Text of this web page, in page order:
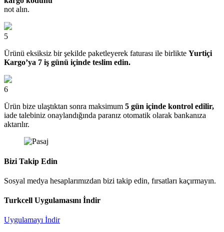
not alın.
5
Ürünü eksiksiz bir şekilde paketleyerek faturası ile birlikte Yurtiçi
Kargo’ya 7 iş günü içinde teslim edin.
6
Ürün bize ulaştıktan sonra maksimum 5 gün içinde kontrol edilir,
iade talebiniz onaylandığında paranız otomatik olarak bankanıza
aktarılır.
Bizi Takip Edin
Sosyal medya hesaplarımızdan bizi takip edin, fırsatları kaçırmayın.
Turkcell Uygulamasını İndir
Uygulamayı İndir